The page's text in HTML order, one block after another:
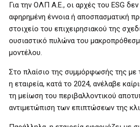
Για την ΟΛΠ Α.Ε., οι αρχές του ESG
αφηρημένη έννοια ή αποσπασματική
στοιχείο του επιχειρησιακού της
ουσιαστικό πυλώνα του
μοντέλου.
Στο πλαίσιο της συμμόρφωσής της με
η εταιρεία, κατά το 2024, ανέλαβε
τη μείωση του περιβαλλοντικού
αντιμετώπιση των επιπτώσεων της